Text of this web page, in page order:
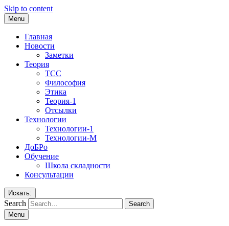
Skip to content
Menu
Главная
Новости
Заметки
Теория
ТСС
Философия
Этика
Теория-1
Отсылки
Технологии
Технологии-1
Технологии-М
ДоБРо
Обучение
Школа складности
Консультации
Искать:
Search
Menu